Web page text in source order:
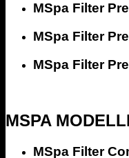
MSpa Filter
MSpa Filter
MSpa Filter
MSPA
MSpa Filter